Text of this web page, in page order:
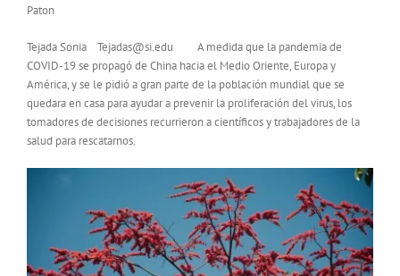
Paton
Tejada Sonia Tejadas@si.edu A medida que la pandemia de
COVID-19 se propagó de China hacia el Medio Oriente, Europa y
América, y se le pidió a gran parte de la población mundial que se
quedara en casa para ayudar a prevenir la proliferación del virus, los
tomadores de decisiones recurrieron a científicos y trabajadores de la
salud para rescatarnos.